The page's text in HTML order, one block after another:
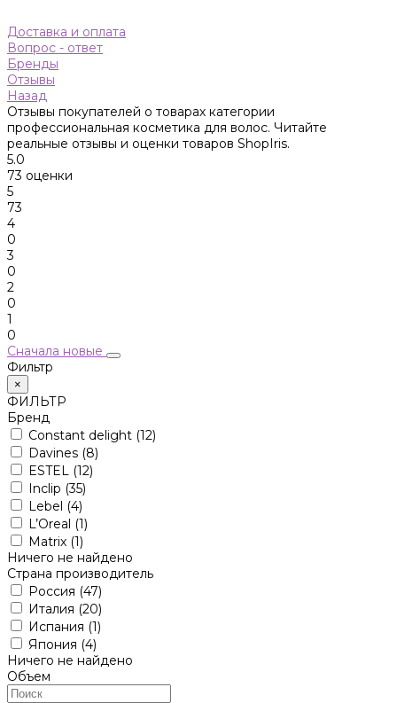
Доставка и оплата
Вопрос - ответ
Бренды
Отзывы
Назад
Отзывы покупателей о товарах категории
профессиональная косметика для волос. Читайте
реальные отзывы и оценки товаров ShopIris.
5.0
73 оценки
5
73
4
0
3
0
2
0
1
0
Сначала новые
Фильтр
×
ФИЛЬТР
Бренд
Constant delight (12)
Davines (8)
ESTEL
(12)
Inclip (35)
Lebel (4)
L’Oreal (1)
Matrix (1)
Ничего не найдено
Страна производитель
Россия (47)
Италия (20)
Испания (1)
Япония (4)
Ничего не найдено
Объем